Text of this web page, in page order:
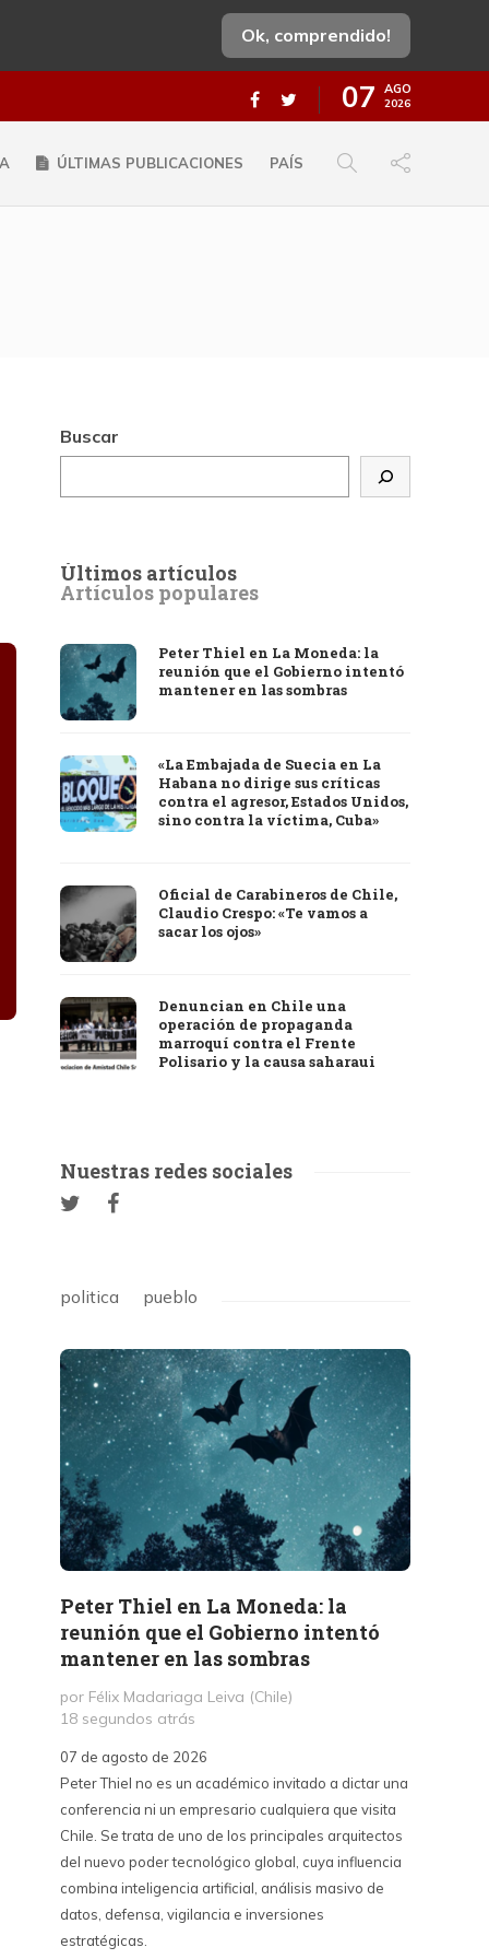
Ok, comprendido!
07 AGO
2026
ÚLTIMAS PUBLICACIONES PAÍS
Buscar
Últimos artículos
Artículos populares
Peter Thiel en La Moneda: la
reunión que el Gobierno intentó
mantener en las sombras
«La Embajada de Suecia en La
Habana no dirige sus críticas
contra el agresor, Estados Unidos,
sino contra la víctima, Cuba»
Oficial de Carabineros de Chile,
Claudio Crespo: «Te vamos a
sacar los ojos»
Denuncian en Chile una
operación de propaganda
marroquí contra el Frente
Polisario y la causa saharaui
Nuestras redes sociales
politica pueblo
Peter Thiel en La Moneda: la
reunión que el Gobierno intentó
mantener en las sombras
por Félix Madariaga Leiva (Chile)
18 segundos atrás
07 de agosto de 2026
Peter Thiel no es un académico invitado a dictar una
conferencia ni un empresario cualquiera que visita
Chile. Se trata de uno de los principales arquitectos
del nuevo poder tecnológico global, cuya influencia
combina inteligencia artificial, análisis masivo de
datos, defensa, vigilancia e inversiones
estratégicas.